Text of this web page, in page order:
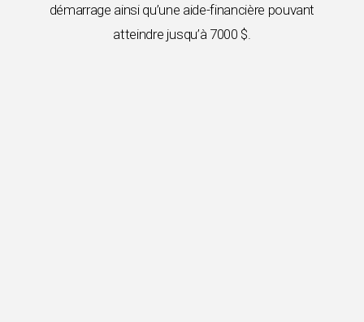
démarrage ainsi qu’une aide-financière pouvant
atteindre jusqu’à 7000 $.